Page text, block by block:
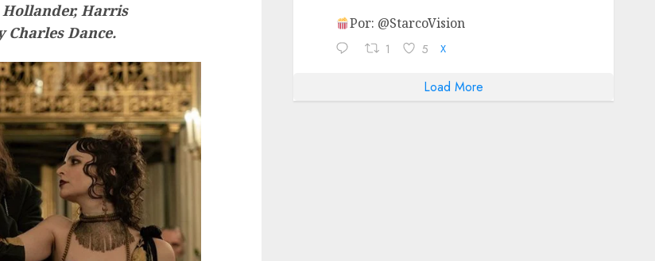
Harris
Dance.
Por: @StarcoVision
1 5 X
Load More